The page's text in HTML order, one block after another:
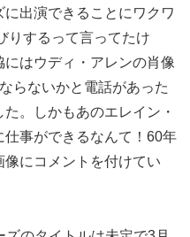
に出演できることにワクワ
りするって言ってたけ
はウディ・アレンの肖像
らないかと電話があった
。しかもあのエレイン・
仕事ができるなんて！60年
にコメントを付けてい